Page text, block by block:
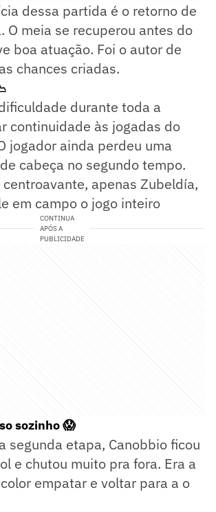
dessa partida é o retorno de
O meia se recuperou antes do
boa atuação. Foi o autor de
chances criadas.
durante toda a
continuidade às jogadas do
jogador ainda perdeu uma
cabeça no segundo tempo.
apenas Zubeldía,
em campo o jogo inteiro
CONTINUA
APÓS A
PUBLICIDADE
sozinho 😱
segunda etapa, Canobbio ficou
e chutou muito pra fora. Era a
empatar e voltar para a o